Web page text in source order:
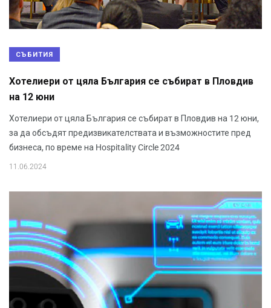
СЪБИТИЯ
Хотелиери от цяла България се събират в Пловдив
на 12 юни
Хотелиери от цяла България се събират в Пловдив на 12 юни,
за да обсъдят предизвикателствата и възможностите пред
бизнеса, по време на Hospitality Circle 2024
11.06.2024